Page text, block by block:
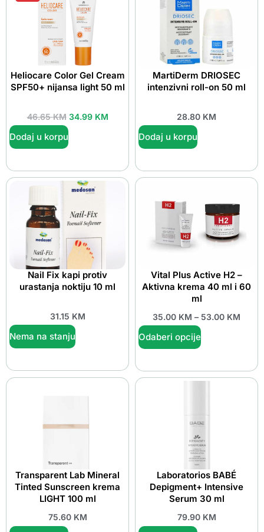
Heliocare Color Gel Cream
SPF50+ nijansa light 50 ml
46.65KM 34.99 KM
Dodaj u korpu
MartiDerm DRIOSEC
intenzivni roll-on 50 ml
28.80 KM
Dodaj u korpu
Nail Fix kapi protiv
urastanja noktiju 10 ml
31.15 KM
Nema na stanju
Vital Plus Active H2 –
Aktivna krema 40 ml i 60
ml
35.00 KM – 53.00 KM
Odaberi opcije
Transparent Lab Mineral
Tinted Sunscreen krema
LIGHT 100 ml
75.60 KM
Laboratorios BABÉ
Depigment+ Intensive
Serum 30 ml
79.90 KM